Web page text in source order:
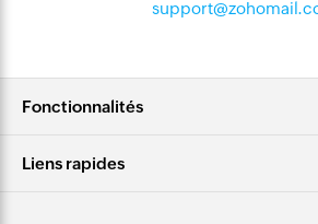
Fonctionnalités
Liens rapides